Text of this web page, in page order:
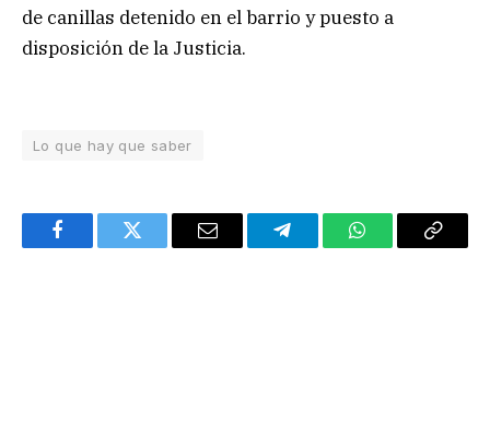
de canillas detenido en el barrio y puesto a
disposición de la Justicia.
Lo que hay que saber
FacebookTwitter Email TelegramWhatsAppCopy